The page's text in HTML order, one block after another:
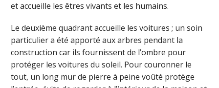
et accueille les êtres vivants et les humains.
Le deuxième quadrant accueille les voitures ; un soin
particulier a été apporté aux arbres pendant la
construction car ils fournissent de l’ombre pour
protéger les voitures du soleil. Pour couronner le
tout, un long mur de pierre à peine voûté protège